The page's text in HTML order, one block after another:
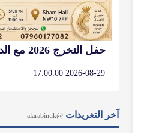
حفل التخرج 2026 مع الدار دارك
2026-08-29 17:00:00
آخر التغريدات @alarabinuk